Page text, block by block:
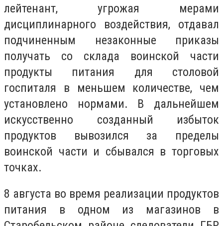
лейтенант, угрожая мерами
дисциплинарного воздействия, отдавал
подчиненным незаконные приказы
получать со склада воинской части
продукты питания для столовой
госпиталя в меньшем количестве, чем
установлено нормами. В дальнейшем
искусственно созданный избыток
продуктов вывозился за пределы
воинской части и сбывался в торговых
точках.
8 августа во время реализации продуктов
питания в одном из магазинов в